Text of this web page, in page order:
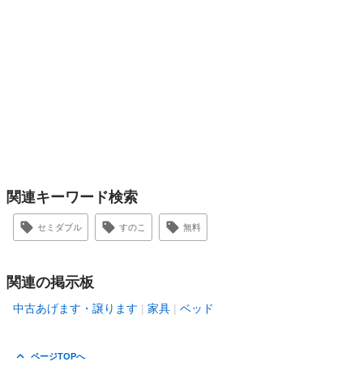
関連キーワード検索
セミダブル すのこ 無料
関連の掲示板
中古あげます・譲ります 家具 ベッド
ページTOPへ